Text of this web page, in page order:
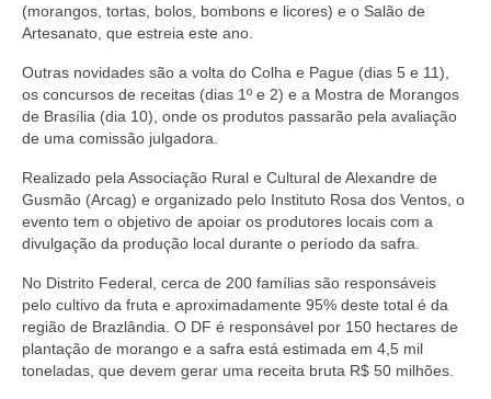
(morangos, tortas, bolos, bombons e licores) e o Salão de
Artesanato, que estreia este ano.
Outras novidades são a volta do Colha e Pague (dias 5 e 11),
os concursos de receitas (dias 1º e 2) e a Mostra de Morangos
de Brasília (dia 10), onde os produtos passarão pela avaliação
de uma comissão julgadora.
Realizado pela Associação Rural e Cultural de Alexandre de
Gusmão (Arcag) e organizado pelo Instituto Rosa dos Ventos, o
evento tem o objetivo de apoiar os produtores locais com a
divulgação da produção local durante o período da safra.
No Distrito Federal, cerca de 200 famílias são responsáveis
pelo cultivo da fruta e aproximadamente 95% deste total é da
região de Brazlândia. O DF é responsável por 150 hectares de
plantação de morango e a safra está estimada em 4,5 mil
toneladas, que devem gerar uma receita bruta R$ 50 milhões.